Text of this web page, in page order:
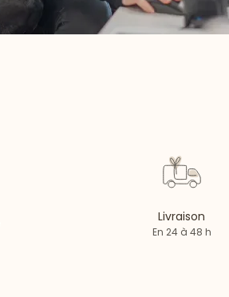
Livraison
En 24 à 48 h